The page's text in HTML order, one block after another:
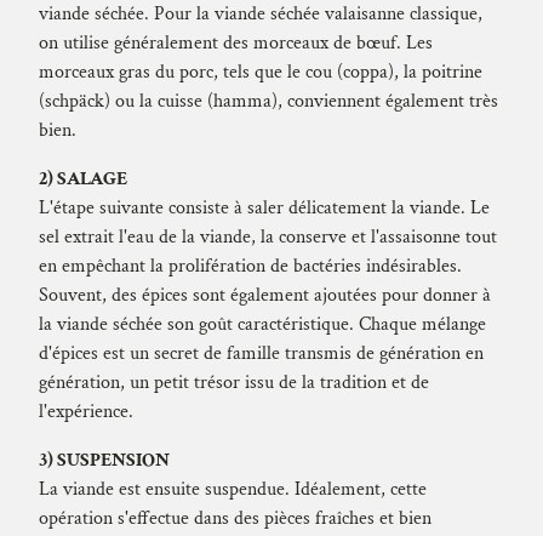
viande séchée. Pour la viande séchée valaisanne classique,
on utilise généralement des morceaux de bœuf. Les
morceaux gras du porc, tels que le cou (coppa), la poitrine
(schpäck) ou la cuisse (hamma), conviennent également très
bien.
2) SALAGE
L'étape suivante consiste à saler délicatement la viande. Le
sel extrait l'eau de la viande, la conserve et l'assaisonne tout
en empêchant la prolifération de bactéries indésirables.
Souvent, des épices sont également ajoutées pour donner à
la viande séchée son goût caractéristique. Chaque mélange
d'épices est un secret de famille transmis de génération en
génération, un petit trésor issu de la tradition et de
l'expérience.
3) SUSPENSION
La viande est ensuite suspendue. Idéalement, cette
opération s'effectue dans des pièces fraîches et bien